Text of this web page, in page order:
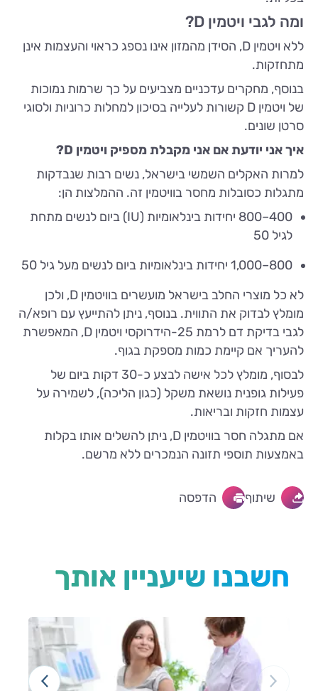
ומה לגבי ויטמין D?
ללא ויטמין D, הסידן מהמזון אינו נספג כראוי והעצמות אינן
מתחזקות.
בנוסף, מחקרים עדכניים מצביעים על כך שרמות נמוכות
של ויטמין D קשורות לעלייה בסיכון למחלות כרוניות ולסוגי
סרטן שונים.
איך אני יודעת אם אני מקבלת מספיק ויטמין D?
למרות האקלים השמשי בישראל, נשים רבות שנבדקות
מתגלות כסובלות מחסר בוויטמין זה. ההמלצות הן:
400–800 יחידות בינלאומיות (IU) ביום לנשים מתחת
לגיל 50
800–1,000 יחידות בינלאומיות ביום לנשים מעל גיל 50
לא כל מוצרי החלב בישראל מועשרים בוויטמין D, ולכן
מומלץ לבדוק את התווית. בנוסף, ניתן להתייעץ עם רופא/ה
לגבי בדיקת דם לרמת 25-הידרוקסי ויטמין D, המאפשרת
להעריך אם קיימת כמות מספקת בגוף.
לבסוף, מומלץ לכל אישה לבצע כ-30 דקות ביום של
פעילות גופנית נושאת משקל (כגון הליכה), לשמירה על
עצמות חזקות ובריאות.
אם מתגלה חסר בוויטמין D, ניתן להשלים אותו בקלות
באמצעות תוספי תזונה הנמכרים ללא מרשם.
שיתוף הדפסה
חשבנו שיעניין אותך